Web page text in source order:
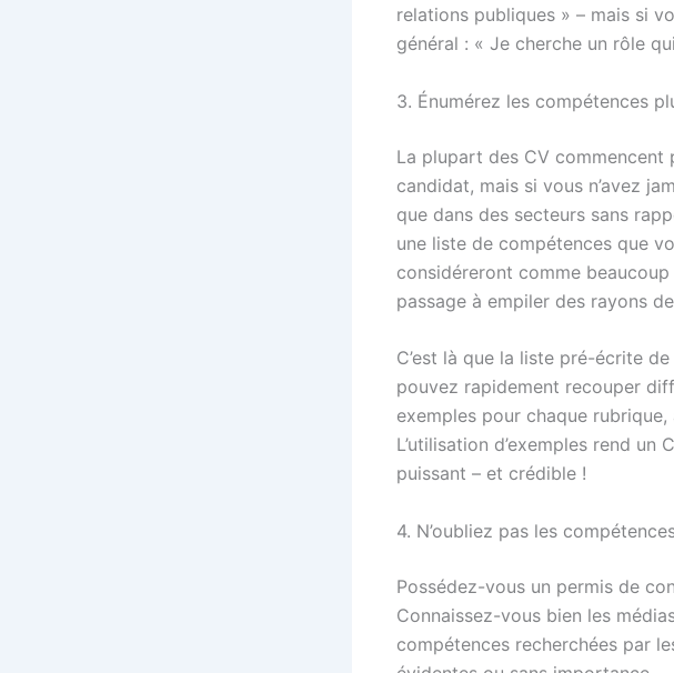
relations publiques » – mais si
général : « Je cherche un rôle
3. Énumérez les compétences
La plupart des CV commencent
candidat, mais si vous n’avez
que dans des secteurs sans
une liste de compétences que
considéreront comme
passage à empiler des rayons
C’est là que la liste pré-écrite
pouvez rapidement recouper
exemples pour chaque
L’utilisation d’exemples rend
puissant – et crédible !
4. N’oubliez pas les
Possédez-vous un permis de
Connaissez-vous bien les
compétences recherchées par